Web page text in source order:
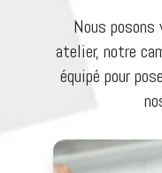
Nous posons
atelier, notre
équipé pour